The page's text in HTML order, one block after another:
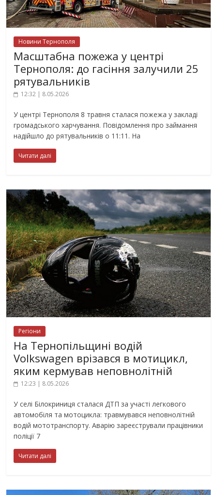
Новини Тернополя
Масштабна пожежа у центрі
Тернополя: до гасіння залучили 25
рятувальників
12:32 | 8.05.2026
У центрі Тернополя 8 травня сталася пожежа у закладі
громадського харчування. Повідомлення про займання
надійшло до рятувальників о 11:11. На
Читати далі
Регіони
На Тернопільщині водій
Volkswagen врізався в мотицикл,
яким кермував неповнолітній
12:23 | 8.05.2026
У селі Білокриниця сталася ДТП за участі легкового
автомобіля та мотоцикла: травмувався неповнолітній
водій мототранспорту. Аварію зареєстрували працівники
поліції 7
Читати далі